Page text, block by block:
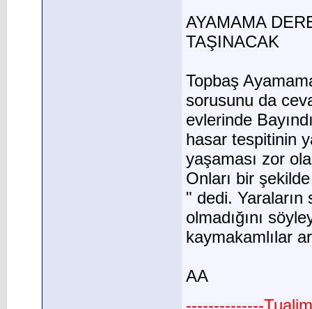
AYAMAMA
TAŞINACAK
Topbaş
sorusunu da
evlerinde
hasar tespitinin
yaşaması zor
Onları bir
" dedi. Yaraların
olmadığını
kaymakamlılar
AA